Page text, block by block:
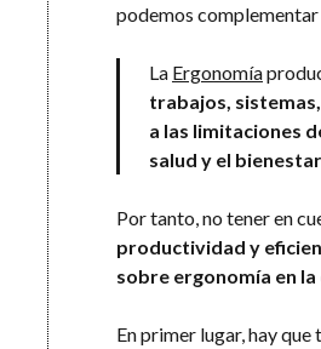
podemos
La Ergonomía
trabajos,
a las limitaciones
salud y el bienestar
Por tanto, no tener en
productividad y
sobre ergonomía en la
En primer lugar, hay